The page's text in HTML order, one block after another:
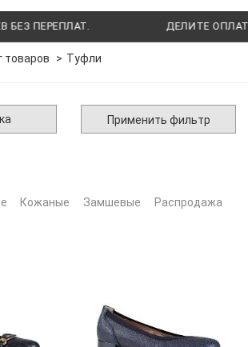
ДЕЛИТЕ ОПЛАТУ НА 6
товаров Туфли
Применить фильтр
Кожаные Замшевые Распродажа